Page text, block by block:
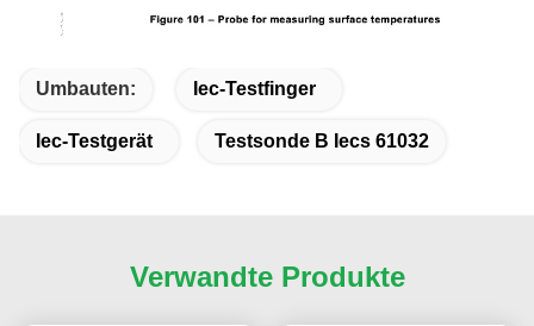
Umbauten: Iec-Testfinger
Iec-Testgerät Testsonde B Iecs 61032
Verwandte Produkte